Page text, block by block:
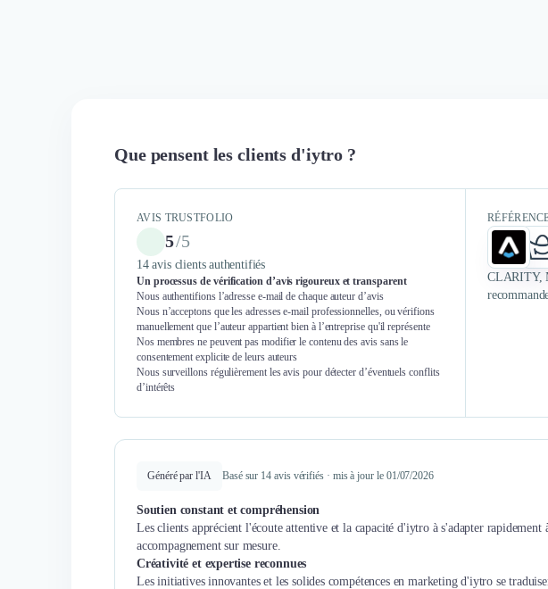
Que pensent les clients d'iytro ?
AVIS TRUSTFOLIO
5/5
14 avis clients authentifiés
Un processus de vérification d’avis rigoureux et transparent
Nous authentifions l’adresse e-mail de chaque auteur d’avis
Nous n’acceptons que les adresses e-mail professionnelles, ou vérifions
manuellement que l’auteur appartient bien à l’entreprise qu'il représente
Nos membres ne peuvent pas modifier le contenu des avis sans le
consentement explicite de leurs auteurs
Nous surveillons régulièrement les avis pour détecter d’éventuels conflits
d’intérêts
CLARITY,
Généré par l'IA Basé sur 14 avis vérifiés · mis à jour le 01/07/2026
Soutien constant et compréhension
Les clients apprécient l'écoute attentive et la capacité d'iytro à s'adapter rapidement
accompagnement sur mesure.
Créativité et expertise reconnues
Les initiatives innovantes et les solides compétences en marketing d'iytro se